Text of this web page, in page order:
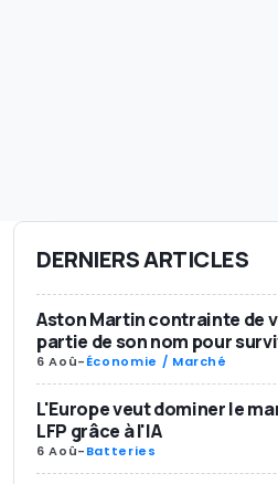
DERNIERS ARTICLES
Aston Martin contrainte de
partie de son nom pour
6 Aoû-Économie / Marché
L'Europe veut dominer le
LFP grâce à l'IA
6 Aoû-Batteries